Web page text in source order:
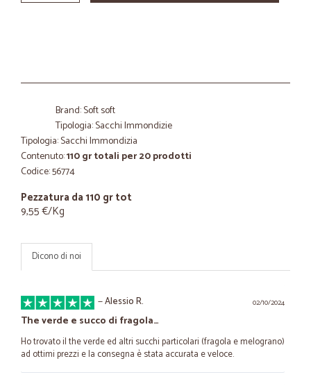
Brand: Soft soft
Tipologia: Sacchi Immondizie
Tipologia: Sacchi Immondizia
Contenuto:110 gr totali per 20 prodotti
Codice: 56774
Pezzatura da 110 gr tot
9,55 €/Kg
Dicono di noi
02/10/2024
—Alessio R.
The verde e succo di fragola…
Ho trovato il the verde ed altri succhi particolari (fragola e melograno)
ad ottimi prezzi e la consegna è stata accurata e veloce.